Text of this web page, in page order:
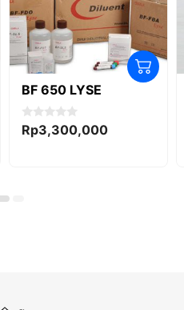
BF 650 LYSE
0
o
Rp3,300,000